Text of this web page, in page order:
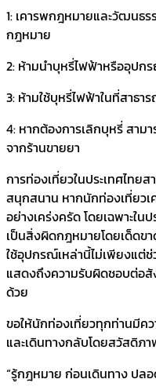
1: เคารพกฎหมายและวัฒนธ
กฎหมาย
2: ห้ามนำบุหรี่ไฟฟ้าหรืออุปกร
3: ห้ามใช้บุหรี่ไฟฟ้าในที่สาธา
4: หากต้องการเลิกบุหรี่ สาม
จากร้านขายยา
การท่องเที่ยวในประเทศไทย
สนุกสนาน หากนักท่องเที่ยว
อย่างเคร่งครัด โดยเฉพาะใ
เป็นสิ่งผิดกฎหมายโดยเด็ดข
ใช้อุปกรณ์เหล่านี้ไม่เพียงแ
แสดงถึงความรับผิดชอบต่อสั
ด้วย
ขอให้นักท่องเที่ยวทุกท่านมีค
และเดินทางกลับโดยสวัสดิภ
“รู้กฎหมาย ก่อนเดินทาง ปล